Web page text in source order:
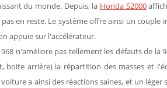
du monde. Depuis, la Honda S2000
en reste. Le système offre ainsi un
appuie sur l'accélérateur.
n'améliore pas tellement les défauts de la
boite arrière) la répartition des masses et
a ainsi des réactions saines, et un léger